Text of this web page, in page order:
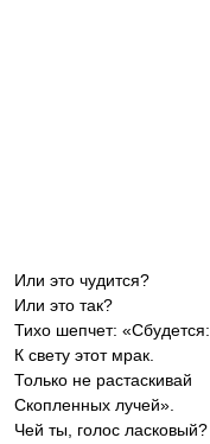
Или это чудится?
Или это так?
Тихо шепчет: «Сбудется:
К свету этот мрак.
Только не растаскивай
Скопленных лучей».
Чей ты, голос ласковый?